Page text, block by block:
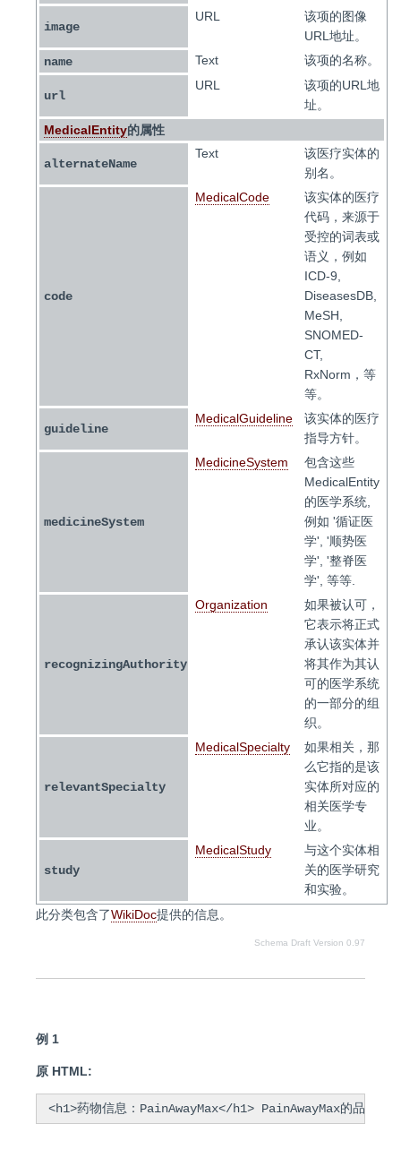
image
URL
该项的图像
URL地址。
name
Text 该项的名称。
url
URL
该项的URL地
址。
MedicalEntity的属性
alternateName
Text
该医疗实体的
别名。
code
MedicalCode
该实体的医疗
代码，来源于
受控的词表或
语义，例如
ICD-9,
DiseasesDB,
MeSH,
SNOMED-
CT,
RxNorm，等
等。
guideline
MedicalGuideline
该实体的医疗
指导方针。
medicineSystem
MedicineSystem
包含这些
MedicalEntity
的医学系统,
例如 '循证医
学', '顺势医
学', '整脊医
学', 等等.
recognizingAuthority
Organization
如果被认可，
它表示将正式
承认该实体并
将其作为其认
可的医学系统
的一部分的组
织。
relevantSpecialty
MedicalSpecialty
如果相关，那
么它指的是该
实体所对应的
相关医学专
业。
study
MedicalStudy
与这个实体相
关的医学研究
和实验。
此分类包含了WikiDoc提供的信息。
Schema Draft Version 0.97
例 1
原 HTML:
<h1>药物信息：PainAwayMax</h1> PainAwayMax的品